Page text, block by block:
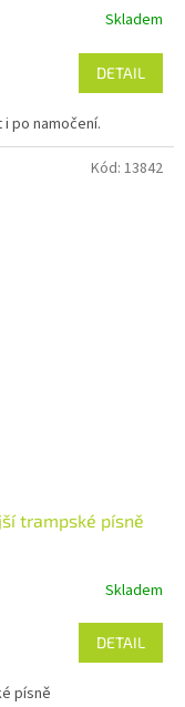
Skladem
DETAIL
po namočení.
trampské písně
Skladem
DETAIL
písně
Kód: 13842